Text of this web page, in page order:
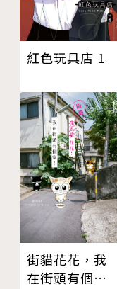
紅色玩具店 1
街貓花花，我
在街頭有個